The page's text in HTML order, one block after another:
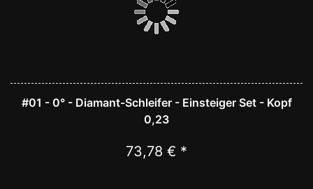
#01 - 0° - Diamant-Schleifer - Einsteiger Set - Kopf
0,23
73,78 € *